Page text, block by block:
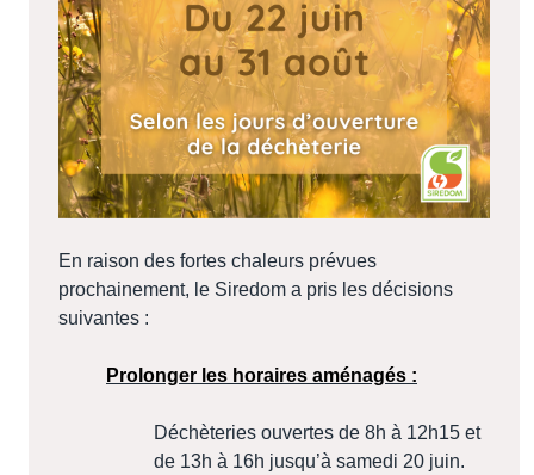
En raison des fortes chaleurs prévues
prochainement, le Siredom a pris les décisions
suivantes :
Prolonger les horaires aménagés :
Déchèteries ouvertes de 8h à 12h15 et
de 13h à 16h jusqu’à samedi 20 juin.